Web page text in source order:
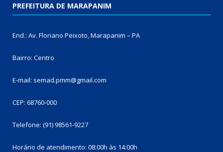
PREFEITURA DE MARAPANIM
End.: Av. Floriano Peixoto, Marapanim – PA
Bairro: Centro
E-mail: semad.pmm@gmail.com
CEP: 68760-000
Telefone: (91) 98561-9227
Horário de atendimento: 08:00h às 14:00h